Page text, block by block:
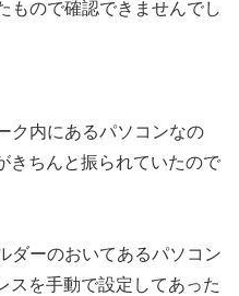
もので確認できませんでし
ク内にあるパソコンなの
きちんと振られていたので
ダーのおいてあるパソコン
スを手動で設定してあった